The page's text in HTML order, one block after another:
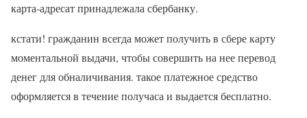
карта-адресат принадлежала сбербанку.
кстати! гражданин всегда может получить в сбере карту
моментальной выдачи, чтобы совершить на нее перевод
денег для обналичивания. такое платежное средство
оформляется в течение получаса и выдается бесплатно.